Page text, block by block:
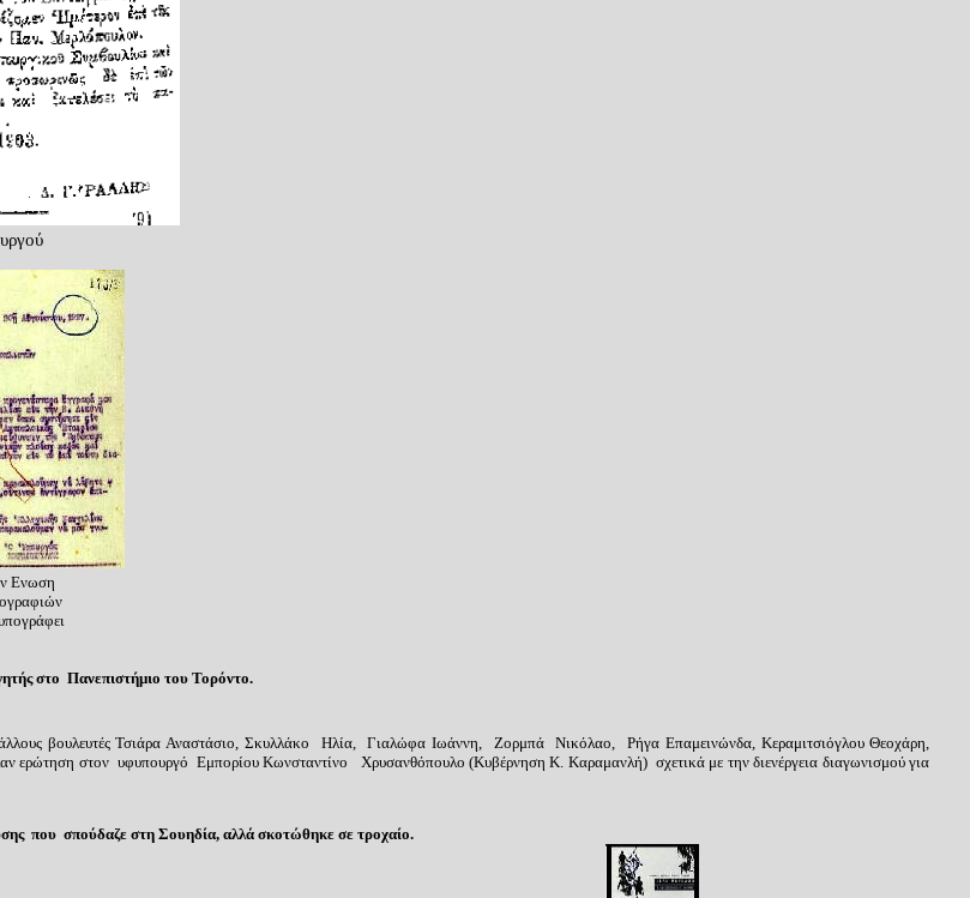
Ενωση
στο Πανεπιστήμιο του Τορόντο.
βουλευτές Τσιάρα Αναστάσιο, Σκυλλάκο Ηλία, Γιαλώφα Ιωάννη, Ζορμπά Νικόλαο, Ρήγα Επαμεινώνδα, Κεραμιτσιόγλου Θεοχάρη,
στον υφυπουργό Εμπορίου Κωνσταντίνο Χρυσανθόπουλο (Κυβέρνηση Κ. Καραμανλή) σχετικά με την διενέργεια διαγωνισμού για
που σπούδαζε στη Σουηδία, αλλά σκοτώθηκε σε τροχαίο.